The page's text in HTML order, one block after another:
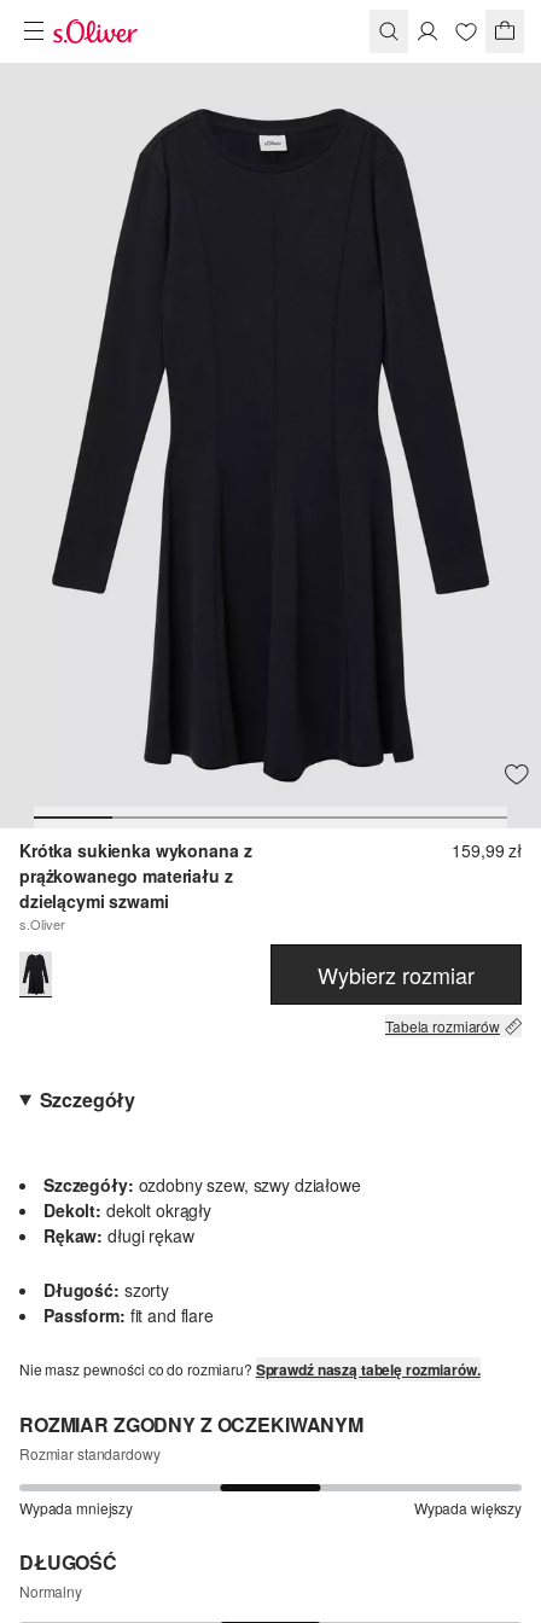
Krótka sukienka wykonana z
prążkowanego materiału z
dzielącymi szwami
s.Oliver
159,99 zł
Wybierz rozmiar
Tabela rozmiarów
Szczegóły
Szczegóły: ozdobny szew, szwy działowe
Dekolt: dekolt okrągły
Rękaw: długi rękaw
Długość: szorty
Passform: fit and flare
Nie masz pewności co do rozmiaru? Sprawdź naszą tabelę rozmiarów.
ROZMIAR ZGODNY Z OCZEKIWANYM
Rozmiar standardowy
Wypada mniejszy Wypada większy
DŁUGOŚĆ
Normalny